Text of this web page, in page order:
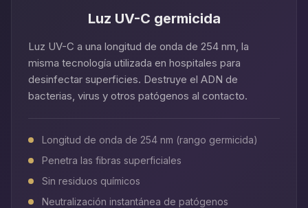
Luz UV-C germicida
Luz UV-C a una longitud de onda de 254 nm, la
misma tecnología utilizada en hospitales para
desinfectar superficies. Destruye el ADN de
bacterias, virus y otros patógenos al contacto.
Longitud de onda de 254 nm (rango germicida)
Penetra las fibras superficiales
Sin residuos químicos
Neutralización instantánea de patógenos